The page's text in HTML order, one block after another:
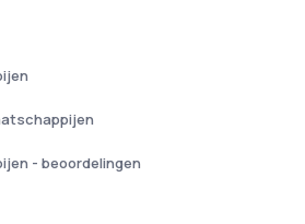
- beoordelingen